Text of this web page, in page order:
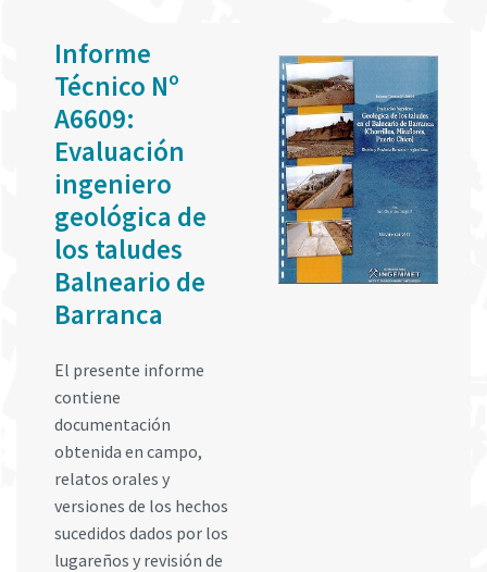
Informe
Técnico Nº
A6609:
Evaluación
ingeniero
geológica de
los taludes
Balneario de
Barranca
El presente informe
contiene
documentación
obtenida en campo,
relatos orales y
versiones de los hechos
sucedidos dados por los
lugareños y revisión de